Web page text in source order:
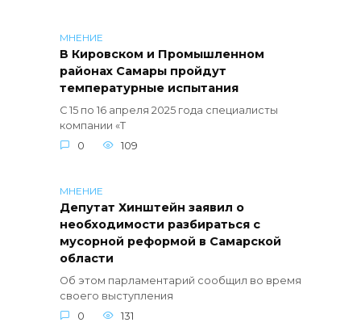
МНЕНИЕ
В Кировском и Промышленном
районах Самары пройдут
температурные испытания
С 15 по 16 апреля 2025 года специалисты
компании «Т
0
109
МНЕНИЕ
Депутат Хинштейн заявил о
необходимости разбираться с
мусорной реформой в Самарской
области
Об этом парламентарий сообщил во время
своего выступления
0
131